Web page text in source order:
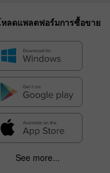
ลดแพลตฟอร์มการซื้อขาย
See more...